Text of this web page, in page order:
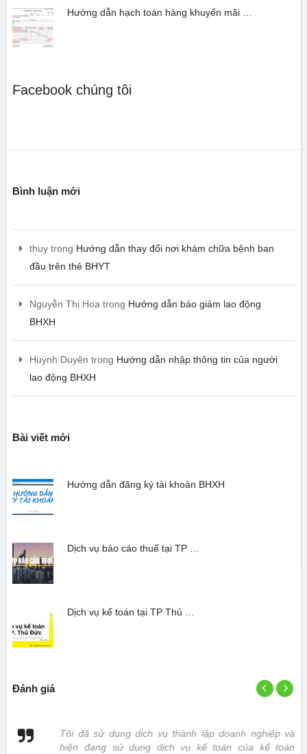
Hướng dẫn hạch toán hàng khuyến mãi …
Facebook chúng tôi
Bình luận mới
thuytrong Hướng dẫn thay đổi nơi khám chữa bệnh ban
đầu trên thẻ BHYT
Nguyễn Thị Hoa trong Hướng dẫn báo giảm lao động
BHXH
Huỳnh Duyên trong Hướng dẫn nhập thông tin của người
lao động BHXH
Bài viết mới
Hướng dẫn đăng ký tài khoản BHXH
Dịch vụ báo cáo thuế tại TP …
Dịch vụ kế toán tại TP Thủ …
Đánh giá
Tôi đã sử dụng dịch vụ thành lập doanh nghiệp và
hiện đang sử dụng dịch vụ kế toán của kế toán